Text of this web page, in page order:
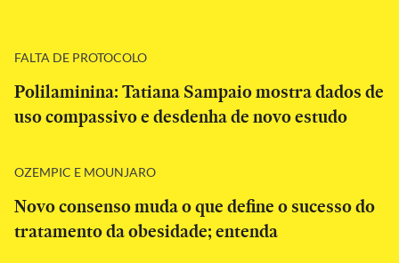
FALTA DE PROTOCOLO
Polilaminina: Tatiana Sampaio mostra dados de
uso compassivo e desdenha de novo estudo
OZEMPIC E MOUNJARO
Novo consenso muda o que define o sucesso do
tratamento da obesidade; entenda